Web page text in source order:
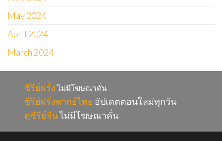
May 2024
April 2024
March 2024
ซีรีย์ฝรั่ง ไม่มีโฆษณาคั่น
ซีรี่ย์ฝรั่งพากย์ไทย อัปเดตตอนใหม่ทุกวัน
ดูซีรีย์จีนไม่มีโฆษณาคั่น